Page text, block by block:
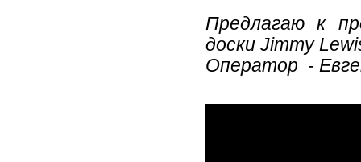
Предлагаю к
доски Jimmy
Оператор -